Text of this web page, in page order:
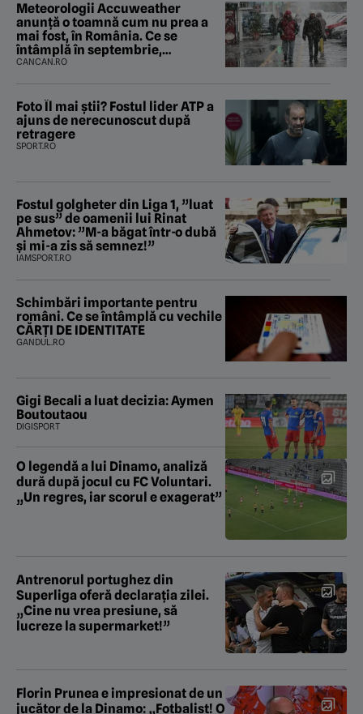
Meteorologii Accuweather
anunță o toamnă cum nu prea a
mai fost, în România. Ce se
întâmplă în septembrie,
octombrie și noiembrie 2026, în
CANCAN.RO
Foto Îl mai știi? Fostul lider ATP a
ajuns de nerecunoscut după
retragere
SPORT.RO
Fostul golgheter din Liga 1, ”luat
pe sus” de oamenii lui Rinat
Ahmetov: ”M-a băgat într-o dubă
și mi-a zis să semnez!”
IAMSPORT.RO
Schimbări importante pentru
români. Ce se întâmplă cu vechile
CĂRȚI DE IDENTITATE
GANDUL.RO
Gigi Becali a luat decizia: Aymen
Boutoutaou
DIGISPORT
O legendă a lui Dinamo, analiză
dură după jocul cu FC Voluntari.
„Un regres, iar scorul e exagerat”
Antrenorul portughez din
Superliga oferă declarația zilei.
„Cine nu vrea presiune, să
lucreze la supermarket!”
Florin Prunea e impresionat de un
jucător de la Dinamo: „Fotbalist! O